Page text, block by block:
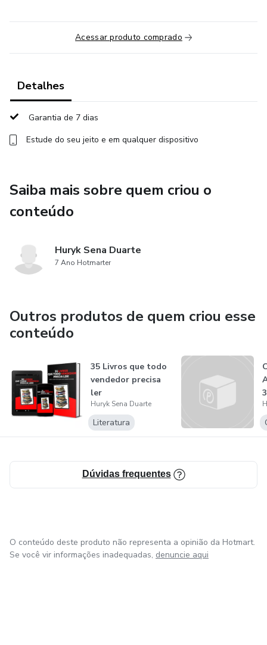
💬 Como se comunicar de forma que desperte desejo e
gere agendamento.
médio.
📱 Como transformar seu Instagram em uma máquina de
Esse curso é pra você que ama o que faz, mas quer
começar a viver bem disso.
Chegou a hora de parar de sobreviver da beleza e começar
a viver da beleza.
Acessar produto comprado
Detalhes
Garantia de 7 dias
Estude do seu jeito e em qualquer dispositivo
Saiba mais sobre quem criou o
conteúdo
Huryk Sena Duarte
7 Ano Hotmarter
Outros produtos de quem criou esse
conteúdo
35 Livros que todo
vendedor precisa
ler
Huryk Sena Duarte
Literatura
Dúvidas frequentes
O conteúdo deste produto não representa a opinião da Hotmart.
Se você vir informações inadequadas, denuncie aqui